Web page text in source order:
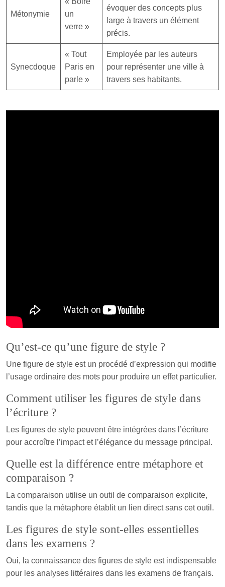
Métonymie
un
verre »
évoquer des concepts plus
large à travers un élément
précis.
Synecdoque
« Tout
Paris en
parle »
Employée par les auteurs
pour représenter une ville à
travers ses habitants.
Qu’est-ce qu’une figure de style ?
Une figure de style est un procédé d’expression qui modifie
l’usage ordinaire des mots pour produire un effet particulier.
Comment utiliser les figures de style dans
l’écriture ?
Les figures de style peuvent être intégrées dans l’écriture
pour accroître l’impact et l’élégance du message principal.
Quelle est la différence entre métaphore et
comparaison ?
La comparaison utilise un outil de comparaison explicite,
tandis que la métaphore établit un lien direct sans cet outil.
Les figures de style sont-elles essentielles
dans les examens ?
Oui, la connaissance des figures de style est indispensable
pour les analyses littéraires dans les examens de français.